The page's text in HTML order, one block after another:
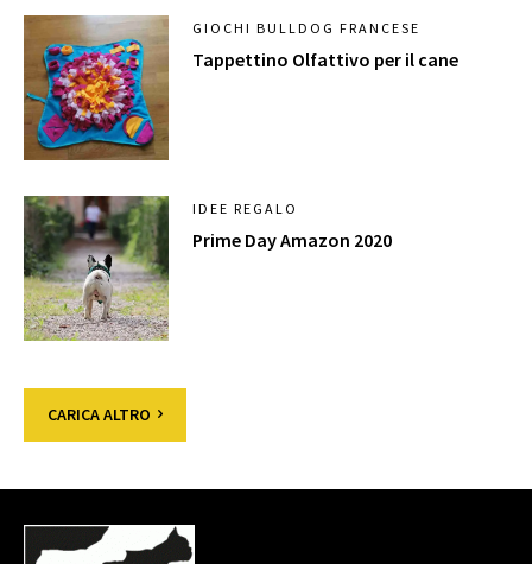
GIOCHI BULLDOG FRANCESE
Tappettino Olfattivo per il cane
IDEE REGALO
Prime Day Amazon 2020
CARICA ALTRO